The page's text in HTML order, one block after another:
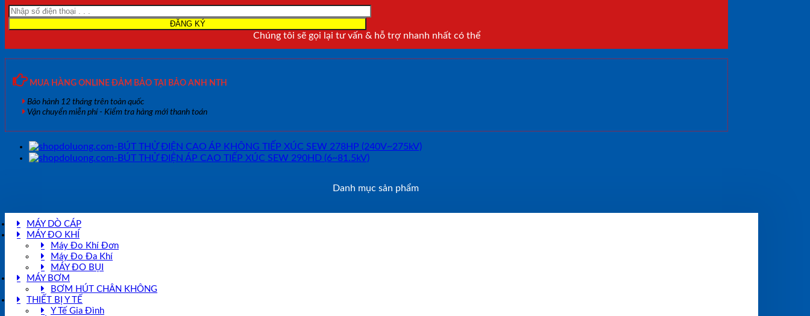
XÚC
số
Chúng tôi sẽ gọi lại tư vấn & hỗ trợ nhanh nhất có thể
MUA HÀNG ONLINE ĐẢM BẢO TẠI BẢO ANH NTH
Bảo hành 12 tháng trên toàn quốc
Vận chuyển miễn phí - Kiểm tra hàng mới thanh toán
Danh mục sản phẩm
MÁY DÒ CÁP
MÁY ĐO KHÍ
Máy Đo Khí Đơn
Máy Đo Đa Khí
MÁY ĐO BỤI
MÁY BƠM
BƠM HÚT CHÂN KHÔNG
THIẾT BỊ Y TẾ
Y Tế Gia Đình